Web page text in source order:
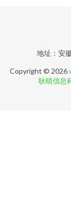
地址：安
Copyright © 2026
耿晴信息